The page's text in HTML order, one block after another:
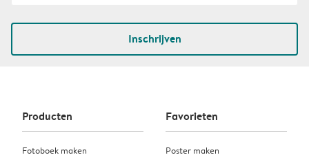
Inschrijven
Producten
Fotoboek maken
Favorieten
Poster maken